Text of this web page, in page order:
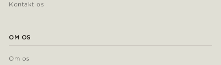
Kontakt os
OM OS
Om os